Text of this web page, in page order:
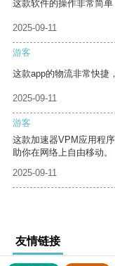
这款软件的操作非常简单
2025-09-11
游客
这款app的物流非常快捷
2025-09-11
游客
这款加速器VPM应用程
助你在网络上自由移动。
2025-09-11
友情链接